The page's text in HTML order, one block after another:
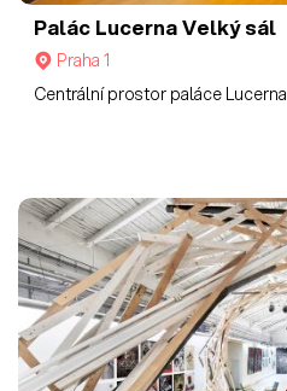
Palác LucernaVelký sál
Praha 1
Centrální prostor paláce Lucerna